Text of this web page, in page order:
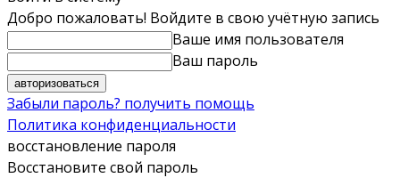
Добро пожаловать! Войдите в свою учётную запись
Ваше имя пользователя
Ваш пароль
Забыли пароль? получить помощь
Политика конфиденциальности
восстановление пароля
Восстановите свой пароль